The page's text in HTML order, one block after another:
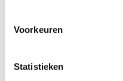
Voorkeuren
Statistieken